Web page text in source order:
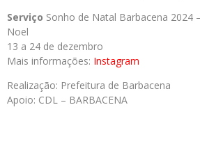
Serviço Sonho de Natal Barbacena 2024
Noel
13 a 24 de dezembro
Mais informações: Instagram
Realização: Prefeitura de Barbacena
Apoio: CDL – BARBACENA